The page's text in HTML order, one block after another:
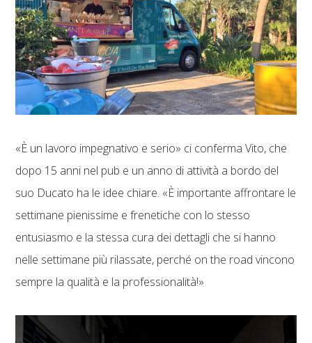
«È un lavoro impegnativo e serio» ci conferma Vito, che
dopo 15 anni nel pub e un anno di attività a bordo del
suo Ducato ha le idee chiare. «È importante affrontare le
settimane pienissime e frenetiche con lo stesso
entusiasmo e la stessa cura dei dettagli che si hanno
nelle settimane più rilassate, perché on the road vincono
sempre la qualità e la professionalità!»